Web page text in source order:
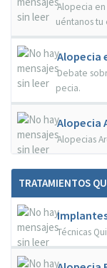
Alopecia
uéntanos tu
Alopecia
Debate
pecia.
Alopecia
Alopecias
TRATAMIENTOS
Técnicas